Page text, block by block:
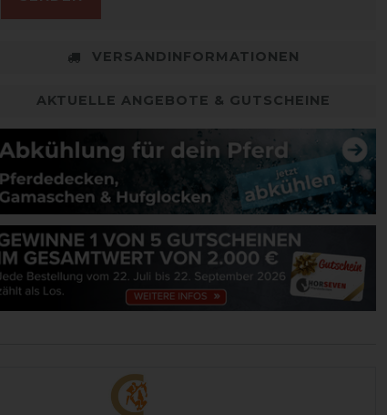
VERSANDINFORMATIONEN
AKTUELLE ANGEBOTE & GUTSCHEINE